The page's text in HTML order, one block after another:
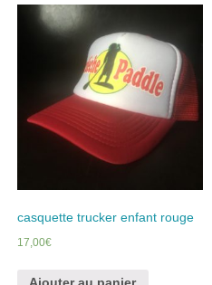
casquette trucker enfant rouge
17,00€